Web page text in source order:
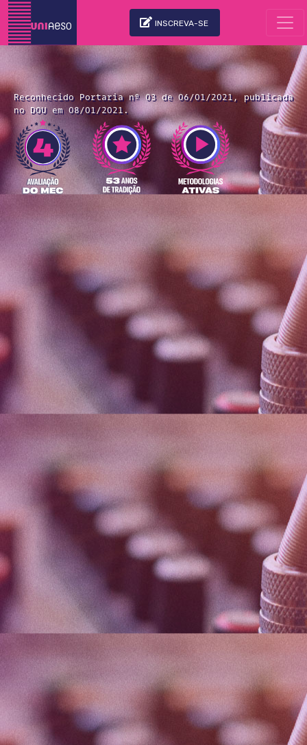
INSCREVA-SE
Reconhecido Portaria nº 03 de 06/01/2021, publicada
no DOU em 08/01/2021.